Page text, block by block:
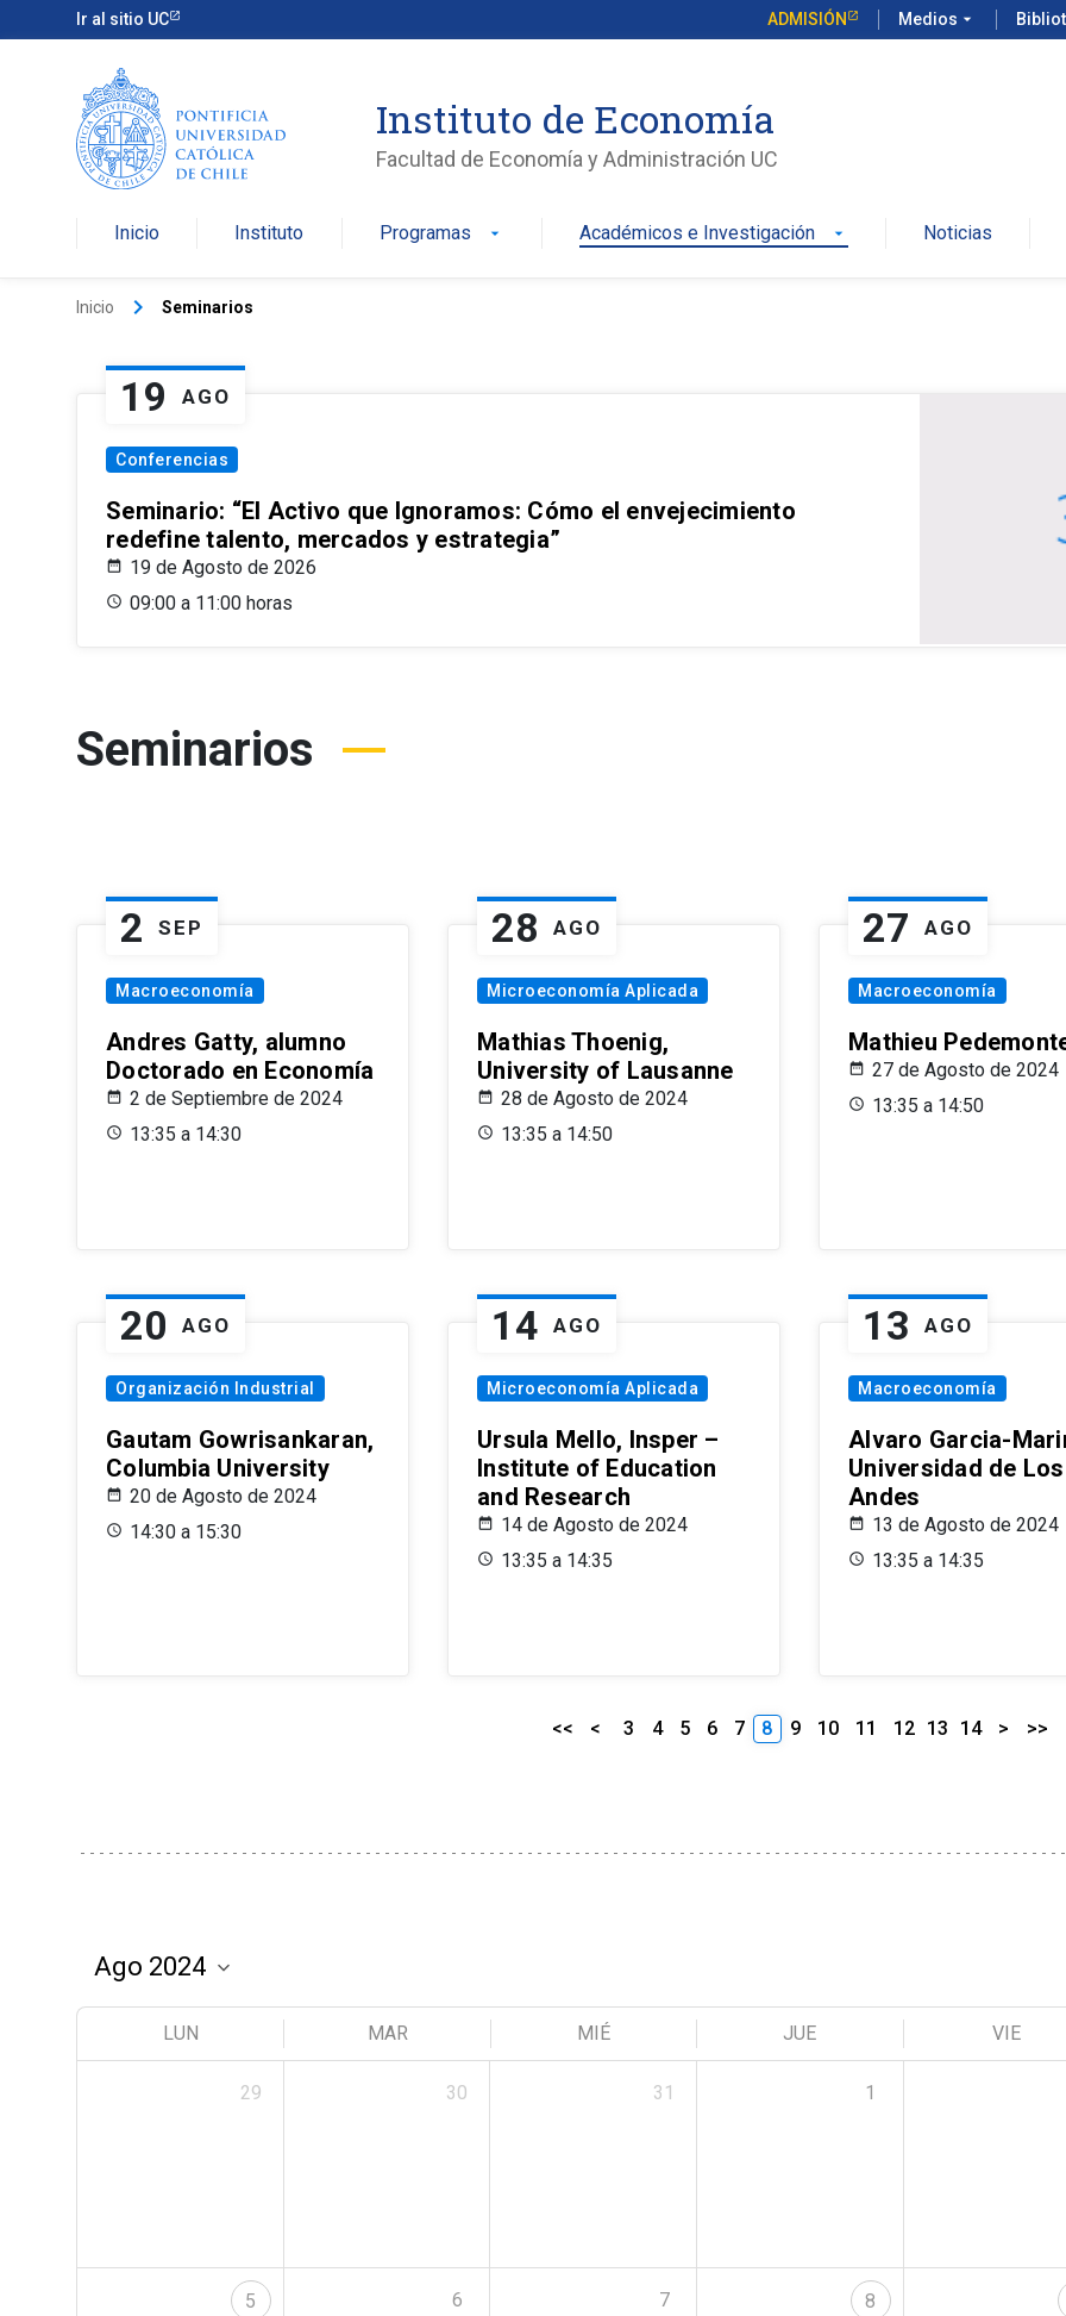
Ir al sitio UC ADMISIÓN Medios arrow_drop_down
Instituto de Economía
Facultad de Economía y Administración UC
Inicio Instituto Programas arrow_drop_down Académicos e Investigación arrow_drop_down Noticias
Inicio keyboard_arrow_right Seminarios
19 AGO
Conferencias
Seminario: “El Activo que Ignoramos: Cómo el envejecimiento
redefine talento, mercados y estrategia”
19 de Agosto de 2026
09:00 a 11:00 horas
Seminarios
2 SEP
Macroeconomía
Andres Gatty, alumno
Doctorado en Economía
2 de Septiembre de 2024
13:35 a 14:30
28 AGO
Microeconomía Aplicada
Mathias Thoenig,
University of Lausanne
28 de Agosto de 2024
13:35 a 14:50
27 AGO
Macroeconomía
Mathieu
27 de Agosto de 2024
13:35 a 14:50
20 AGO
Organización Industrial
Gautam Gowrisankaran,
Columbia University
20 de Agosto de 2024
14:30 a 15:30
14 AGO
Microeconomía Aplicada
Ursula Mello, Insper –
Institute of Education
and Research
14 de Agosto de 2024
13:35 a 14:35
13 AGO
Macroeconomía
Alvaro Garcia-
Universidad de Los
Andes
13 de Agosto de 2024
13:35 a 14:35
<< < 3 4 5 6 7 8 9 10 11 12 13 14 > >>
LUN MAR MIÉ JUE VIE
29 30 31 1
5 6 7 8